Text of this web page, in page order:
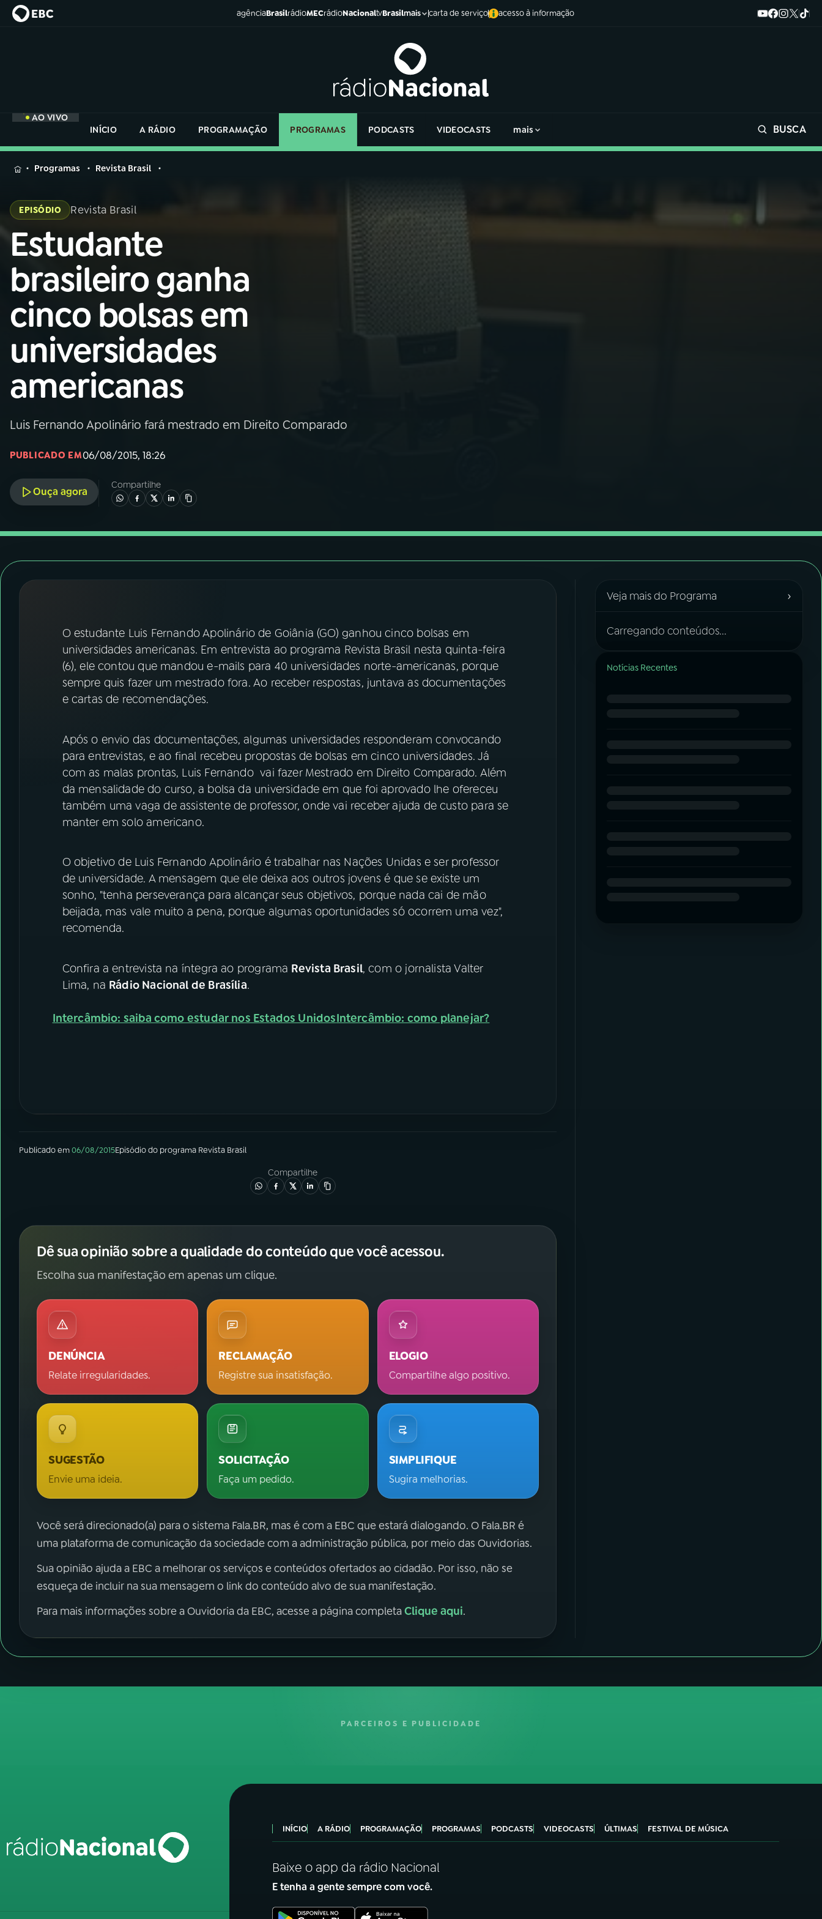
agênciaBrasilrádioMECrádioNacionaltvBrasilmais carta de serviço acesso à informação
AO VIVO
INÍCIO
A RÁDIO PROGRAMAÇÃO PROGRAMAS PODCASTS VIDEOCASTS mais BUSCA
MENU
Buscar
na
Rádio
Nacional
AO VIVO
01INÍCIO
02 A RÁDIO
03 PROGRAMAÇÃO
04 PROGRAMAS
ACOMPANHE A RÁDIO NACIONAL
YouTube Facebook
Instagram X
na
Rádio
Programas Revista Brasil
EPISÓDIO Revista Brasil
Estudante
brasileiro ganha
cinco bolsas em
universidades
americanas
Luis Fernando Apolinário fará mestrado em Direito Comparado
PUBLICADO EM06/08/2015, 18:26
Ouça agora
Compartilhe
O estudante Luis Fernando Apolinário de Goiânia (GO) ganhou cinco bolsas em
universidades americanas. Em entrevista ao programa Revista Brasil nesta quinta-feira
(6), ele contou que mandou e-mails para 40 universidades norte-americanas, porque
sempre quis fazer um mestrado fora. Ao receber respostas, juntava as documentações
e cartas de recomendações.
Após o envio das documentações, algumas universidades responderam convocando
para entrevistas, e ao final recebeu propostas de bolsas em cinco universidades. Já
com as malas prontas, Luis Fernando vai fazer Mestrado em Direito Comparado. Além
da mensalidade do curso, a bolsa da universidade em que foi aprovado lhe ofereceu
também uma vaga de assistente de professor, onde vai receber ajuda de custo para se
manter em solo americano.
O objetivo de Luis Fernando Apolinário é trabalhar nas Nações Unidas e ser professor
de universidade. A mensagem que ele deixa aos outros jovens é que se existe um
sonho, "tenha perseverança para alcançar seus objetivos, porque nada cai de mão
beijada, mas vale muito a pena, porque algumas oportunidades só ocorrem uma vez",
recomenda.
Confira a entrevista na íntegra ao programa Revista Brasil, com o jornalista Valter
Lima, na Rádio Nacional de Brasília.
Intercâmbio: saiba como estudar nos Estados UnidosIntercâmbio: como planejar?
Publicado em06/08/2015Episódiodo programa Revista Brasil
Compartilhe
Dê sua opinião sobre a qualidade do conteúdo que você acessou.
Escolha sua manifestação em apenas um clique.
DENÚNCIA
Relate irregularidades.
RECLAMAÇÃO
Registre sua insatisfação.
ELOGIO
Compartilhe algo positivo.
SUGESTÃO
Envie uma ideia.
SOLICITAÇÃO
Faça um pedido.
SIMPLIFIQUE
Sugira melhorias.
Você será direcionado(a) para o sistema Fala.BR, mas é com a EBC que estará dialogando. O Fala.BR é
uma plataforma de comunicação da sociedade com a administração pública, por meio das Ouvidorias.
Sua opinião ajuda a EBC a melhorar os serviços e conteúdos ofertados ao cidadão. Por isso, não se
esqueça de incluir na sua mensagem o link do conteúdo alvo de sua manifestação.
Para mais informações sobre a Ouvidoria da EBC, acesse a página completaClique aqui.
Veja mais do Programa ›
Carregando conteúdos...
Notícias Recentes
PARCEIROS E PUBLICIDADE
INÍCIO A RÁDIO PROGRAMAÇÃO PROGRAMAS PODCASTS VIDEOCASTS ÚLTIMAS FESTIVAL DE MÚSICA
Baixe o app da rádio Nacional
E tenha a gente sempre com você.